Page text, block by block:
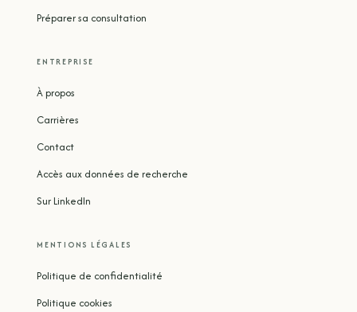
Préparer sa consultation
ENTREPRISE
À propos
Carrières
Contact
Accès aux données de recherche
Sur LinkedIn
MENTIONS LÉGALES
Politique de confidentialité
Politique cookies